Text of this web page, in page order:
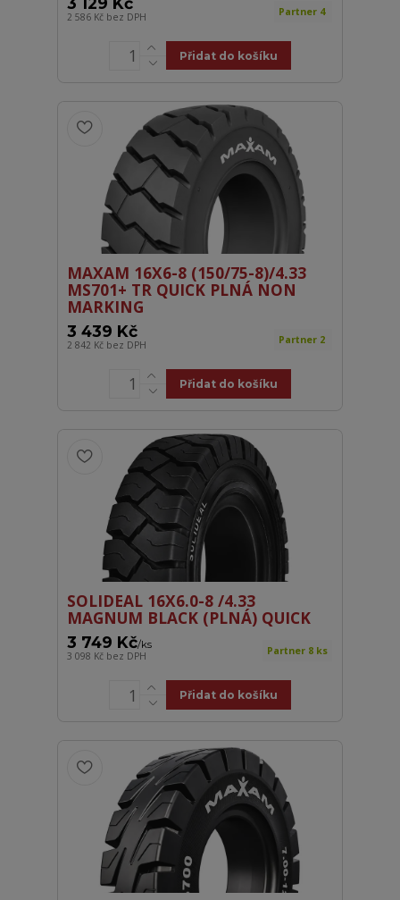
2 586 Kč bez DPH Partner 4
Přidat do košíku
MAXAM 16X6-8 (150/75-8)/4.33
MS701+ TR QUICK PLNÁ NON
MARKING
3 439 Kč
2 842 Kč bez DPH Partner 2
Přidat do košíku
SOLIDEAL 16X6.0-8 /4.33
MAGNUM BLACK (PLNÁ) QUICK
3 749 Kč/ks
3 098 Kč bez DPH Partner 8 ks
Přidat do košíku